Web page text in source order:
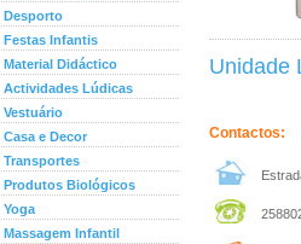
Desporto
Festas Infantis
Material Didáctico
Actividades Lúdicas
Vestuário
Casa e Decor
Transportes
Produtos Biológicos
Yoga
Massagem Infantil
Unidade
Contactos: